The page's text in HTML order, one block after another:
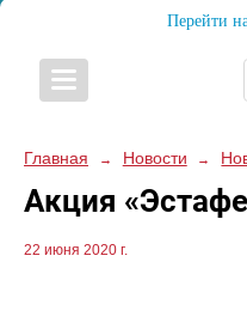
Перейти
Главная → Новости →
Акция
22 июня 2020 г.